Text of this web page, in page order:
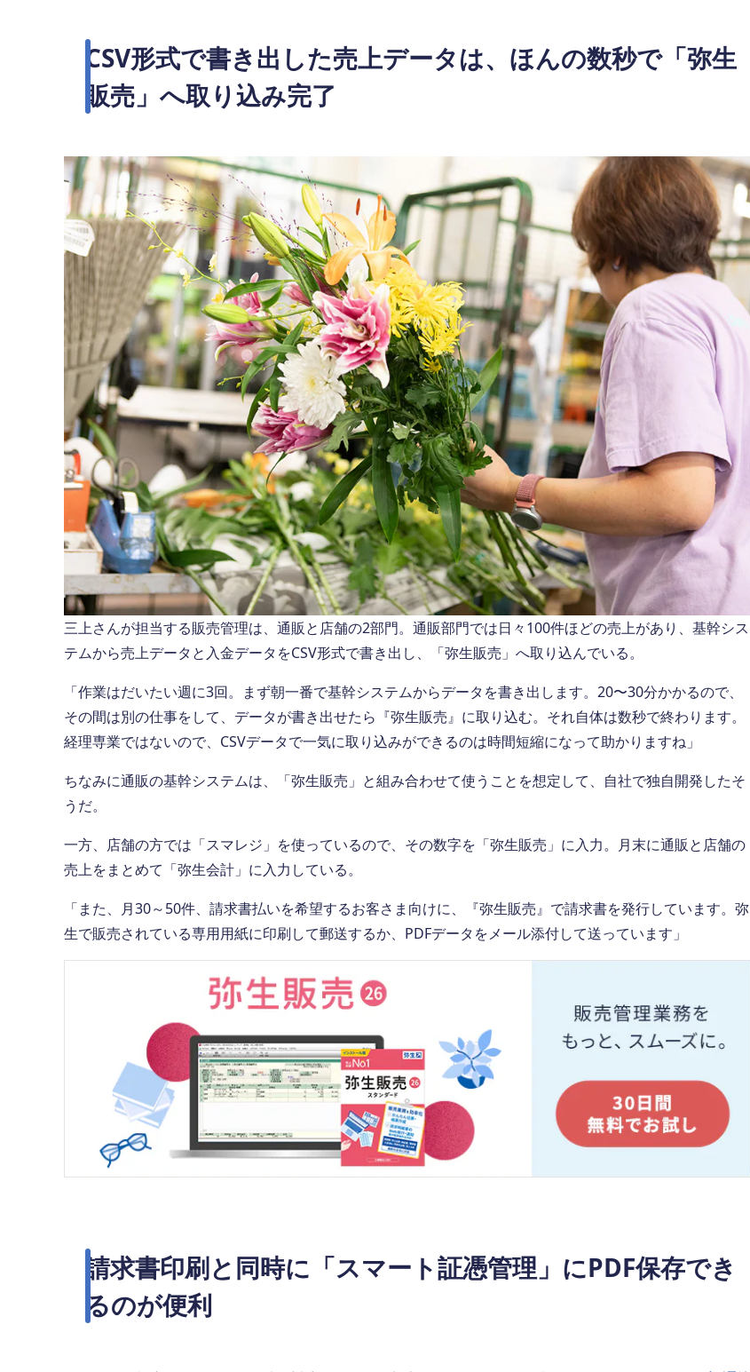
CSV形式で書き出した売上データは、ほんの数秒で「弥生
販売」へ取り込み完了
三上さんが担当する販売管理は、通販と店舗の2部門。通販部門では日々100件ほどの売上があり、基幹シス
テムから売上データと入金データをCSV形式で書き出し、「弥生販売」へ取り込んでいる。
「作業はだいたい週に3回。まず朝一番で基幹システムからデータを書き出します。20〜30分かかるので、
その間は別の仕事をして、データが書き出せたら『弥生販売』に取り込む。それ自体は数秒で終わります。
経理専業ではないので、CSVデータで一気に取り込みができるのは時間短縮になって助かりますね」
ちなみに通販の基幹システムは、「弥生販売」と組み合わせて使うことを想定して、自社で独自開発したそ
うだ。
一方、店舗の方では「スマレジ」を使っているので、その数字を「弥生販売」に入力。月末に通販と店舗の
売上をまとめて「弥生会計」に入力している。
「また、月30～50件、請求書払いを希望するお客さま向けに、『弥生販売』で請求書を発行しています。弥
生で販売されている専用用紙に印刷して郵送するか、PDFデータをメール添付して送っています」
請求書印刷と同時に「スマート証憑管理」にPDF保存でき
るのが便利